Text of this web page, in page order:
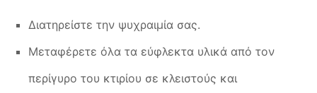
Διατηρείστε την ψυχραιμία σας.
Μεταφέρετε όλα τα εύφλεκτα υλικά από τον
περίγυρο του κτιρίου σε κλειστούς και